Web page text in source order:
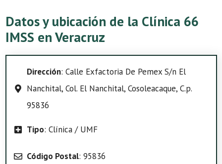
Datos y ubicación de la Clínica 66
IMSS en Veracruz
Dirección: Calle Exfactoria De Pemex S/n El
Nanchital, Col. El Nanchital, Cosoleacaque, C.p.
95836
Tipo: Clínica / UMF
Código Postal: 95836